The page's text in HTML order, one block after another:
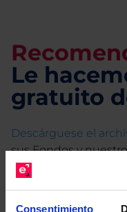
Consentimiento
Le
gratuito
Descárguese el
sus Fondos y
estudio gratuito de
Limpias con las que